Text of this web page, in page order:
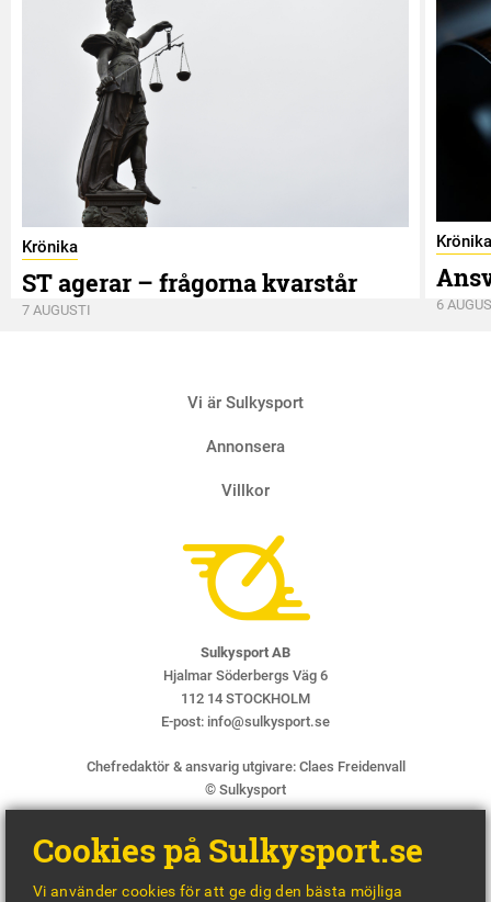
Krönika
ST agerar – frågorna kvarstår
7 AUGUSTI
Krönika
6
Vi är Sulkysport
Annonsera
Villkor
Sulkysport AB
Hjalmar Söderbergs Väg 6
112 14 STOCKHOLM
E-post: info@sulkysport.se
Chefredaktör & ansvarig utgivare: Claes Freidenvall
© Sulkysport
Cookies på Sulkysport.se
Vi använder cookies för att ge dig den bästa möjliga